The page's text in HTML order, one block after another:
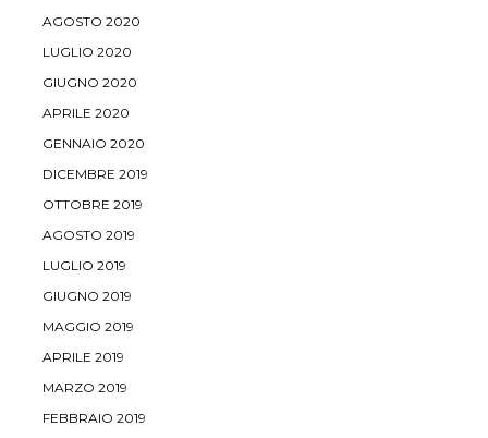
AGOSTO 2020
LUGLIO 2020
GIUGNO 2020
APRILE 2020
GENNAIO 2020
DICEMBRE 2019
OTTOBRE 2019
AGOSTO 2019
LUGLIO 2019
GIUGNO 2019
MAGGIO 2019
APRILE 2019
MARZO 2019
FEBBRAIO 2019